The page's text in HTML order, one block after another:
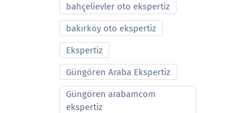
bahçelievler oto ekspertiz
bakırköy oto ekspertiz
Ekspertiz
Güngören Araba Ekspertiz
Güngören arabamcom
ekspertiz